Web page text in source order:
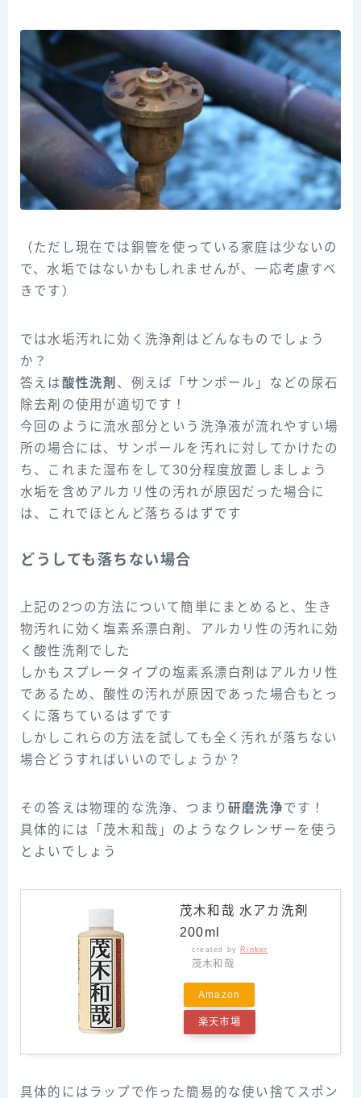
（ただし現在では銅管を使っている家庭は少ないの
で、水垢ではないかもしれませんが、一応考慮すべ
きです）
では水垢汚れに効く洗浄剤はどんなものでしょう
か？
答えは酸性洗剤 、例えば「サンポール」などの尿石
除去剤の使用が適切です！
今回のように流水部分という洗浄液が流れやすい場
所の場合には、サンポールを汚れに対してかけたの
ち、これまた湿布をして30分程度放置しましょう
水垢を含めアルカリ性の汚れが原因だった場合に
は、これでほとんど落ちるはずです
どうしても落ちない場合
上記の2つの方法について簡単にまとめると、生き
物汚れに効く塩素系漂白剤、アルカリ性の汚れに効
く酸性洗剤でした
しかもスプレータイプの塩素系漂白剤はアルカリ性
であるため、酸性の汚れが原因であった場合もとっ
くに落ちているはずです
しかしこれらの方法を試しても全く汚れが落ちない
場合どうすればいいのでしょうか？
その答えは物理的な洗浄、つまり 研磨洗浄です！
具体的には「茂木和哉」のようなクレンザーを使う
とよいでしょう
茂木和哉 水アカ洗剤
200ml
created by Rinker
茂木和哉
Amazon
楽天市場
具体的にはラップで作った簡易的な使い捨てスポン